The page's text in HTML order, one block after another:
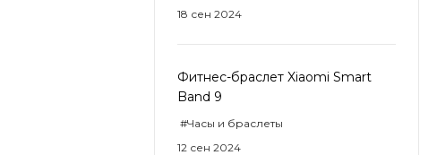
18 сен 2024
Фитнес-браслет Xiaomi Smart
Band 9
#Часы и браслеты
12 сен 2024